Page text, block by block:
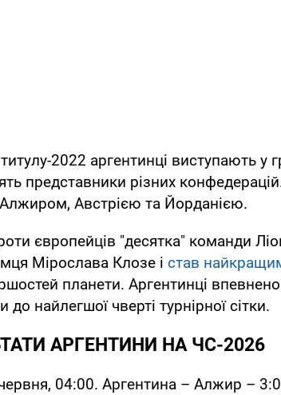
2022 аргентинці виступають у
представники різних
Австрією та Йорданією.
європейців "десятка" команди
Мірослава Клозе і став
планети. Аргентинці
до найлегшої чверті турнірної сітки.
АРГЕНТИНИ НА ЧС-2026
04:00. Аргентина – Алжир – 3:0